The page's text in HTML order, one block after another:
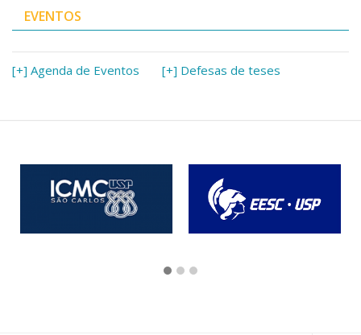
EVENTOS
[+] Agenda de Eventos [+] Defesas de teses